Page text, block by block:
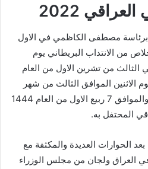
2022
برئاسة مصطفى الكاظمي في الاول
2019 يوم الخلاص من الانتداب البريطاني يوم
من تشرين الاول من العام
يوم الاثنين الموافق الثالث من شهر
اكتوبر من العام 2022 ميلادي والموافق 7 ربيع الاول من العام 1444
المحتفل به.
بعد الحوارات العديدة والمكثفة مع
العراق ولجان من مجلس الوزراء